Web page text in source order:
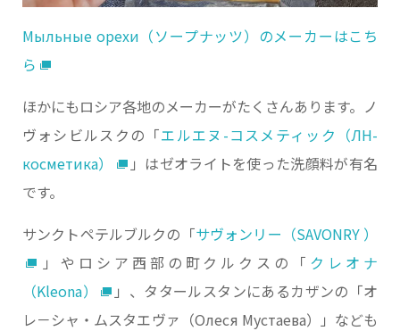
Мыльные орехи（ソープナッツ）のメーカーはこち
ら
ほかにもロシア各地のメーカーがたくさんあります。ノ
ヴォシビルスクの「エルエヌ-コスメティック（ЛН-
косметика）
」はゼオライトを使った洗顔料が有名
です。
サンクトペテルブルクの「サヴォンリー（SAVONRY ）
」やロシア西部の町クルクスの「 クレオナ
（Kleona）
」、タタールスタンにあるカザンの「オ
レ－シャ・ムスタエヴァ（Олеся Мустаева）」なども